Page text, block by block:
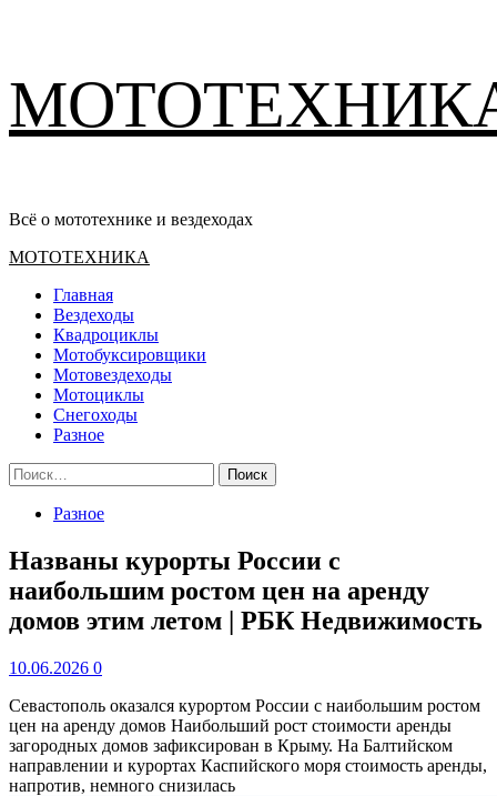
содержимому
Всё о мототехнике и вездеходах
Основное
МОТОТЕХНИКА
Главная
Вездеходы
Квадроциклы
Мотобуксировщики
Мотовездеходы
Мотоциклы
Снегоходы
Разное
Найти:
Разное
Названы курорты России с
наибольшим ростом цен на аренду
домов этим летом | РБК Недвижимость
10.06.2026 0
Севастополь оказался курортом России с наибольшим ростом
цен на аренду домов Наибольший рост стоимости аренды
загородных домов зафиксирован в Крыму. На Балтийском
направлении и курортах Каспийского моря стоимость аренды,
напротив, немного снизилась